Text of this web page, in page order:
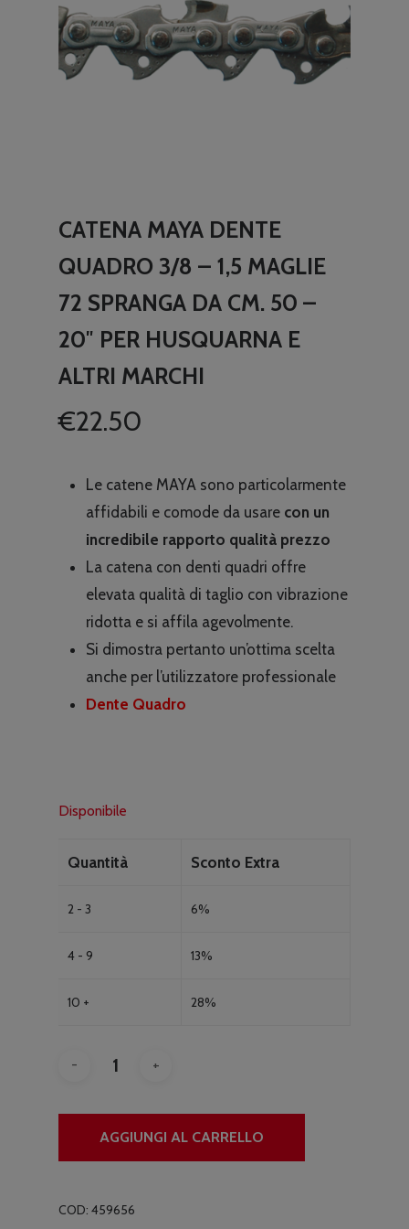
CATENA MAYA DENTE
QUADRO 3/8 – 1,5 MAGLIE
72 SPRANGA DA CM. 50 –
20″ PER HUSQUARNA E
ALTRI MARCHI
€22.50
Le catene MAYA sono particolarmente
affidabili e comode da usare con un
incredibile rapporto qualità prezzo
La catena con denti quadri offre
elevata qualità di taglio con vibrazione
ridotta e si affila agevolmente.
Si dimostra pertanto un’ottima scelta
anche per l’utilizzatore professionale
Dente Quadro
Disponibile
Quantità Sconto Extra
2 - 3 6%
4 - 9 13%
10 + 28%
AGGIUNGI AL CARRELLO
COD: 459656